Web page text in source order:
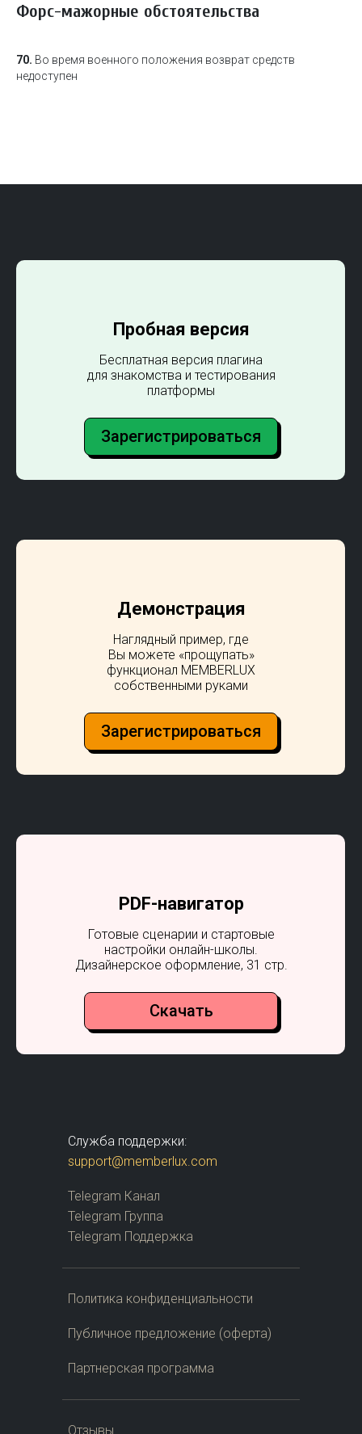
Форс-мажорные обстоятельства
70. Во время военного положения возврат средств
недоступен
Бесплатная версия плагина
для знакомства и тестирования
платформы
Наглядный пример, где
Вы можете «прощупать»
функционал MEMBERLUX
собственными руками
Готовые сценарии и стартовые
настройки онлайн-школы.
Дизайнерское оформление, 31 стр.
Пробная версия
Демонстрация
PDF-навигатор
Зарегистрироваться
Скачать
Зарегистрироваться
Политика конфиденциальности
Публичное предложение (оферта)
Служба поддержки:
support@memberlux.com
Отзывы
Telegram Поддержка
Telegram Канал
Telegram Группа
Партнерская программа